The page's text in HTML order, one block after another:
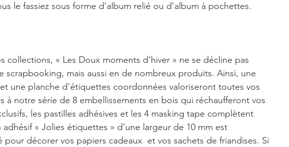
le fassiez sous forme d’album relié ou d’album à pochettes.
collections, « Les Doux moments d’hiver » ne se décline pas
scrapbooking, mais aussi en de nombreux produits. Ainsi, une
une planche d’étiquettes coordonnées valoriseront toutes vos
à notre série de 8 embellissements en bois qui réchaufferont vos
les pastilles adhésives et les 4 masking tape complètent
« Jolies étiquettes » d’une largeur de 10 mm est
décorer vos papiers cadeaux  et vos sachets de friandises. Si